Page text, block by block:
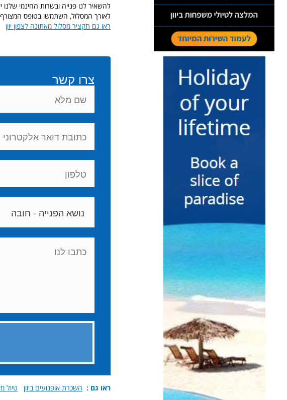
להשאיר לנו פנייה ובשרות החינמי
לאורך המסלול, השתמשו בטופס המצורף
ראו גם תקציר מסלול מאתונה לצפון יוון
ראו גם : השכרת אופנועים ביוון טיול